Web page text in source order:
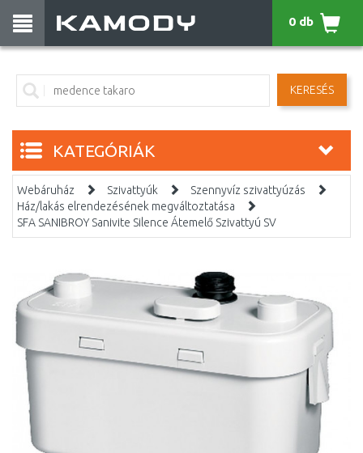
KERESÉS
0 db
KATEGÓRIÁK
Webáruház Szivattyúk
Szennyvíz szivattyúzás
Ház/lakás elrendezésének megváltoztatása
SFA SANIBROY Sanivite Silence Átemelő Szivattyú SV